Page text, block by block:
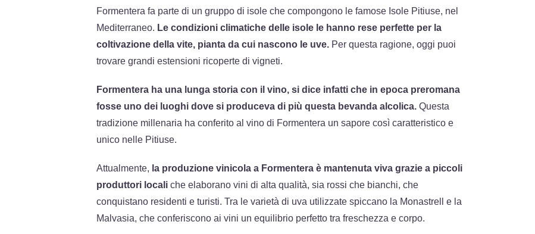
Formentera fa parte di un gruppo di isole che compongono le famose Isole Pitiuse, nel
Mediterraneo. Le condizioni climatiche delle isole le hanno rese perfette per la
coltivazione della vite, pianta da cui nascono le uve. Per questa ragione, oggi puoi
trovare grandi estensioni ricoperte di vigneti.
Formentera ha una lunga storia con il vino, si dice infatti che in epoca preromana
fosse uno dei luoghi dove si produceva di più questa bevanda alcolica. Questa
tradizione millenaria ha conferito al vino di Formentera un sapore così caratteristico e
unico nelle Pitiuse.
Attualmente, la produzione vinicola a Formentera è mantenuta viva grazie a piccoli
produttori locali che elaborano vini di alta qualità, sia rossi che bianchi, che
conquistano residenti e turisti. Tra le varietà di uva utilizzate spiccano la Monastrell e la
Malvasia, che conferiscono ai vini un equilibrio perfetto tra freschezza e corpo.